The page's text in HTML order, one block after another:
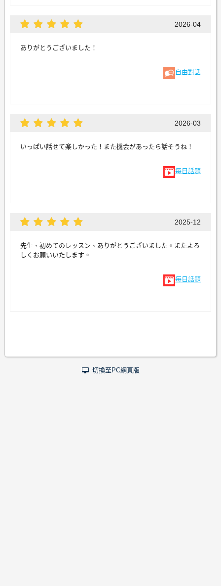
2026-04
ありがとうございました！
自由對話
2026-03
いっぱい話せて楽しかった！また機会があったら話そうね！
每日話題
2025-12
先生、初めてのレッスン、ありがとうございました。またよろ
しくお願いいたします。
每日話題
切換至PC網頁版